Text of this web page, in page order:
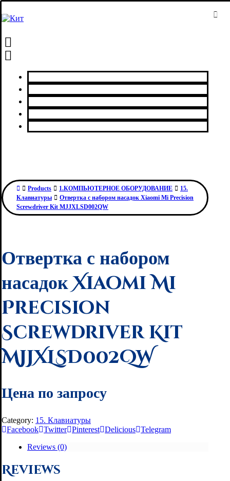
Products 1.КОМПЬЮТЕРНОЕ ОБОРУДОВАНИЕ
15.
Клавиатуры
Отвертка с набором насадок Xiaomi Mi Precision
Screwdriver Kit MJJXLSD002QW
Отвертка с набором
насадок Xiaomi Mi
Precision
Screwdriver Kit
MJJXLSD002QW
Цена по запросу
Category: 15. Клавиатуры
Facebook Twitter Pinterest Delicious Telegram
Reviews (0)
Reviews